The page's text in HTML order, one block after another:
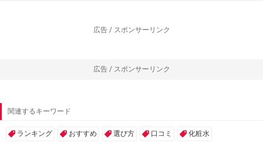
広告 / スポンサーリンク
広告 / スポンサーリンク
関連するキーワード
ランキング おすすめ 選び方 口コミ 化粧水